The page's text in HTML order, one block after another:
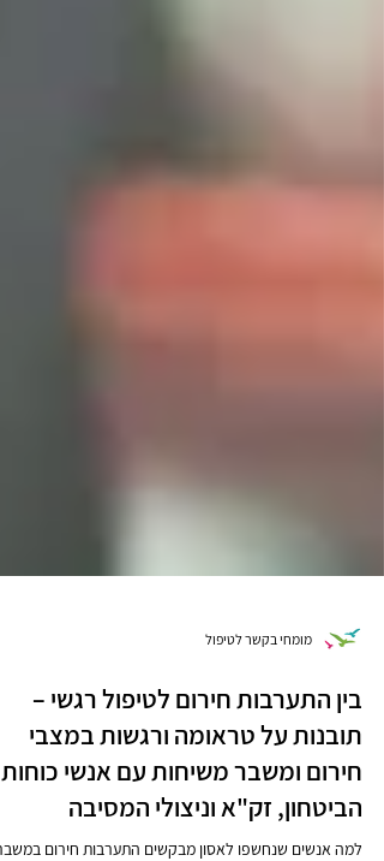
מומחי בקשר לטיפול
בין התערבות חירום לטיפול רגשי –
תובנות על טראומה ורגשות במצבי